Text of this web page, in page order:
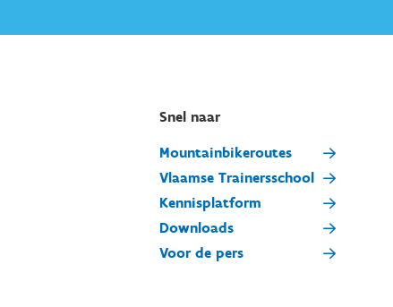
Snel naar
Mountainbikeroutes
Vlaamse Trainersschool
Kennisplatform
Downloads
Voor de pers